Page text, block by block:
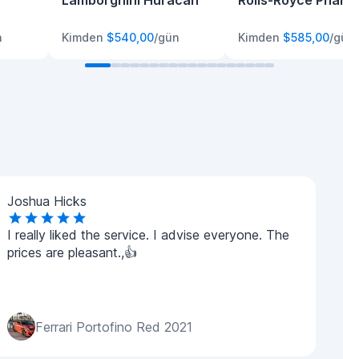
Kimden $540,00/gün Kimden $585,00/
Joshua Hicks
I really liked the service. I advise everyone. The
prices are pleasant.,👍
Ferrari Portofino Red 2021